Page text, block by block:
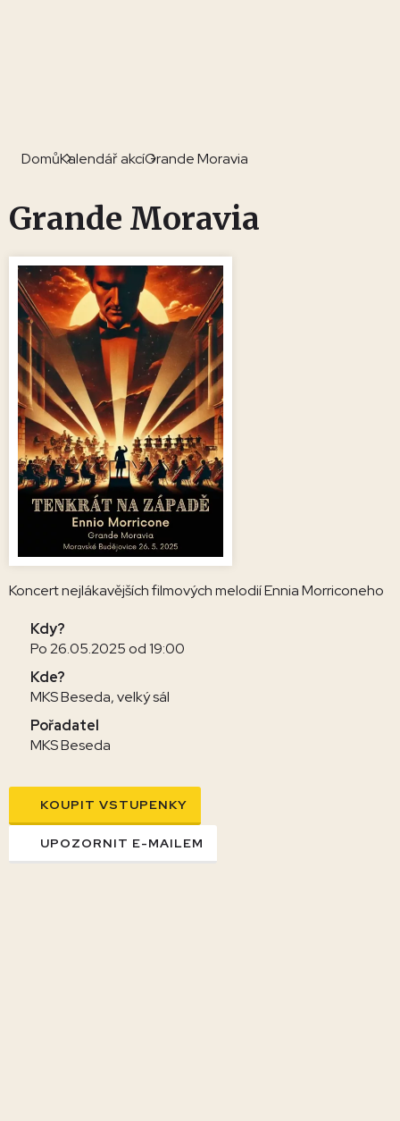
DomůKalendář akcíGrande Moravia
Grande Moravia
Koncert nejlákavějších filmových melodií Ennia Morriconeho
Kdy?
Po 26.05.2025 od 19:00
Kde?
MKS Beseda, velký sál
Pořadatel
MKS Beseda
KOUPIT VSTUPENKY
UPOZORNIT E-MAILEM